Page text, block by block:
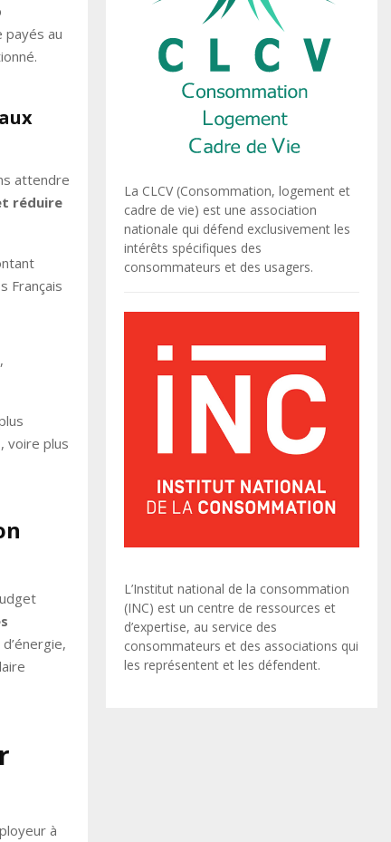
payés au
attendre
réduire
Français
voire plus
à
La CLCV (Consommation, logement et
cadre de vie) est une association
nationale qui défend exclusivement les
intérêts spécifiques des
consommateurs et des usagers.
L’Institut national de la consommation
(INC) est un centre de ressources et
d’expertise, au service des
consommateurs et des associations qui
les représentent et les défendent.